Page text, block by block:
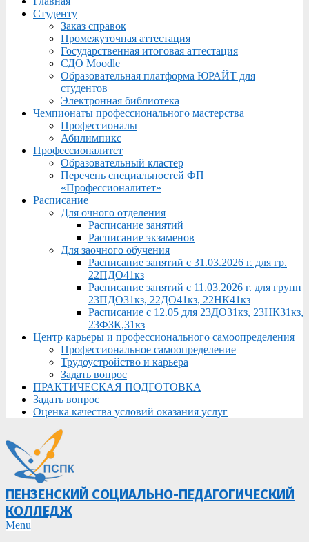
Студенту
Заказ справок
Промежуточная аттестация
Государственная итоговая аттестация
СДО Moodle
Образовательная платформа ЮРАЙТ для
студентов
Электронная библиотека
Чемпионаты профессионального мастерства
Профессионалы
Абилимпикс
Профессионалитет
Образовательный кластер
Перечень специальностей ФП
«Профессионалитет»
Расписание
Для очного отделения
Расписание занятий
Расписание экзаменов
Для заочного обучения
Расписание занятий с 31.03.2026 г. для гр.
22ПДО41кз
Расписание занятий с 11.03.2026 г. для групп
23ПДО31кз, 22ДО41кз, 22НК41кз
Расписание с 12.05 для 23ДО31кз, 23НК31кз,
23ФЗК,31кз
Центр карьеры и профессионального самоопределения
Профессиональное самоопределение
Трудоустройство и карьера
Задать вопрос
ПРАКТИЧЕСКАЯ ПОДГОТОВКА
Задать вопрос
Оценка качества условий оказания услуг
ПЕНЗЕНСКИЙ СОЦИАЛЬНО-ПЕДАГОГИЧЕСКИЙ
КОЛЛЕДЖ
Primary
Menu